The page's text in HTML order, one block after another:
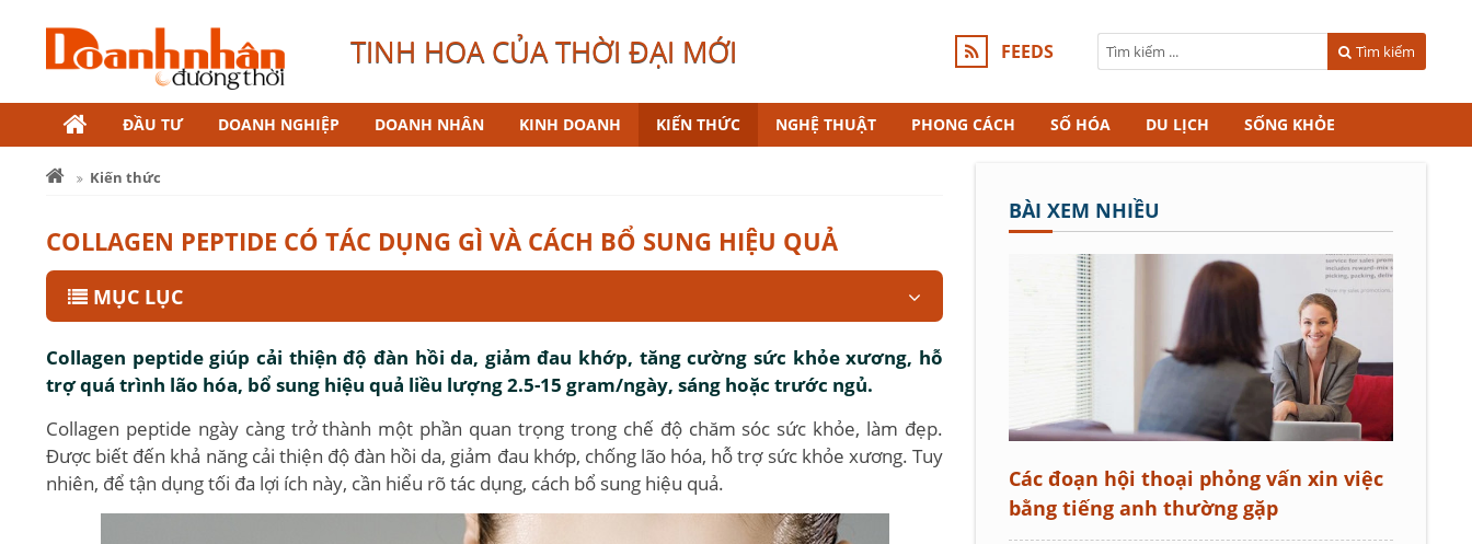
TINH HOA CỦA THỜI ĐẠI MỚI FEEDS Tìm kiếm
ĐẦU TƯ DOANH NGHIỆP DOANH NHÂN KINH DOANH KIẾN THỨC NGHỆ THUẬT PHONG CÁCH SỐ HÓA DU LỊCH SỐNG KHỎE
Kiến thức
COLLAGEN PEPTIDE CÓ TÁC DỤNG GÌ VÀ CÁCH BỔ SUNG HIỆU QUẢ
MỤC LỤC
Collagen peptide giúp cải thiện độ đàn hồi da, giảm đau khớp, tăng cường sức khỏe xương, hỗ
trợ quá trình lão hóa, bổ sung hiệu quả liều lượng 2.5-15 gram/ngày, sáng hoặc trước ngủ.
Collagen peptide ngày càng trở thành một phần quan trọng trong chế độ chăm sóc sức khỏe, làm đẹp.
Được biết đến khả năng cải thiện độ đàn hồi da, giảm đau khớp, chống lão hóa, hỗ trợ sức khỏe xương. Tuy
nhiên, để tận dụng tối đa lợi ích này, cần hiểu rõ tác dụng, cách bổ sung hiệu quả.
BÀI XEM NHIỀU
Các đoạn hội thoại phỏng vấn xin việc
bằng tiếng anh thường gặp